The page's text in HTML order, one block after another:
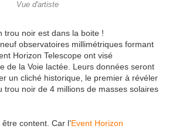
Vue d'artiste
trou noir est dans la boite !
observatoires millimétriques formant
Horizon Telescope ont visé
de la Voie lactée. Leurs données seront
un cliché historique, le premier à révéler
trou noir de 4 millions de masses solaires
content. Car l’Event Horizon